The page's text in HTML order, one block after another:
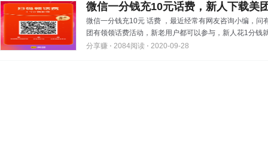
微信一分钱充10元话费，新人下载美
微信一分钱充10元 话费 ，最近经常有网友咨询小编，
团有领领话费活动，新老用户都可以参与，新人花1分钱
分享赚 ⋅ 2084阅读 ⋅ 2020-09-28